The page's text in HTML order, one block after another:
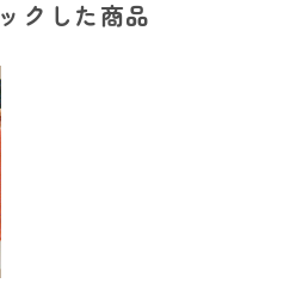
クした商品